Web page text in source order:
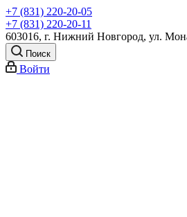
+7 (831) 220-20-05
+7 (831) 220-20-11
603016, г. Нижний Новгород, ул.
Поиск
Войти